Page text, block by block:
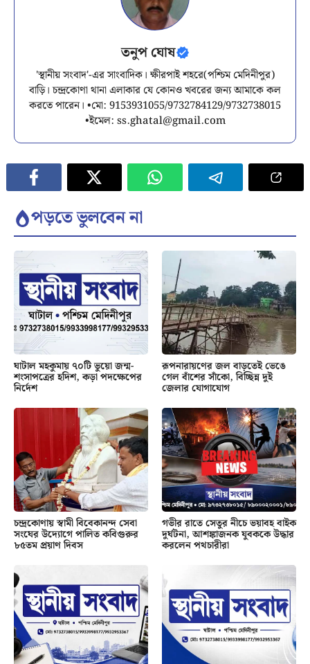
তনুপ ঘোষ
'স্থানীয় সংবাদ'-এর সাংবাদিক। ক্ষীরপাই শহরে(পশ্চিম মেদিনীপুর)
বাড়ি। চন্দ্রকোণা থানা এলাকার যে কোনও খবরের জন্য আমাকে কল
করতে পারেন। •মো: 9153931055/9732784129/9732738015
•ইমেল: ss.ghatal@gmail.com
পড়তে ভুলবেন না
ঘাটাল মহকুমায় ৭০টি ভুয়ো জন্ম-
শংসাপত্রের হদিশ, কড়া পদক্ষেপের
নির্দেশ
রূপনারায়ণের জল বাড়তেই ভেঙে
গেল বাঁশের সাঁকো, বিচ্ছিন্ন দুই
জেলার যোগাযোগ
চন্দ্রকোণায় স্বামী বিবেকানন্দ সেবা
সংঘের উদ্যোগে পালিত কবিগুরুর
৮৫তম প্রয়াণ দিবস
গভীর রাতে সেতুর নীচে ভয়াবহ বাইক
দুর্ঘটনা, আশঙ্কাজনক যুবককে উদ্ধার
করলেন পথচারীরা